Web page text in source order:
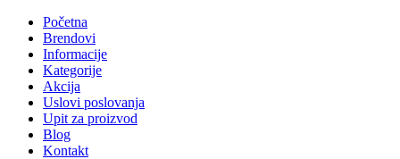
Početna
Brendovi
Informacije
Kategorije
Akcija
Uslovi poslovanja
Upit za proizvod
Blog
Kontakt